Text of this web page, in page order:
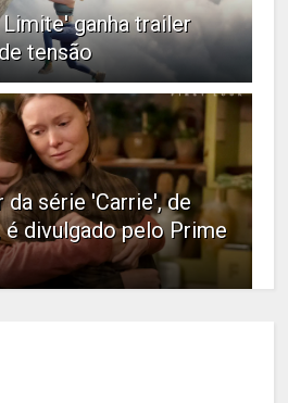
Limite' ganha trailer
tensão
série 'Carrie', de
é divulgado pelo Prime